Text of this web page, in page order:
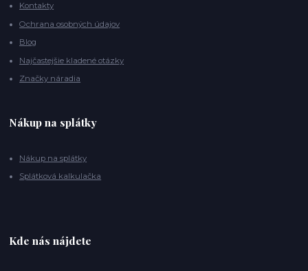
Kontakty
Ochrana osobných údajov
Blog
Najčastejšie kladené otázky
Značky náradia
Nákup na splátky
Nákup na splátky
Splátková kalkulačka
Kde nás nájdete